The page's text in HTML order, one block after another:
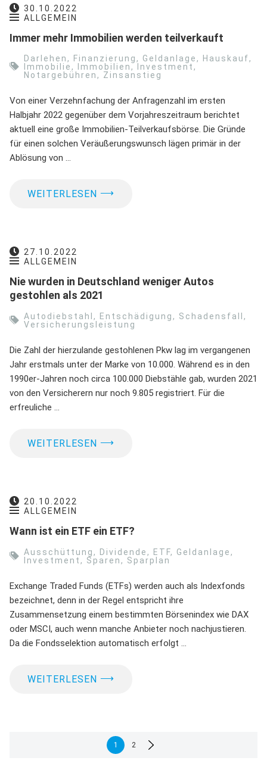
30.10.2022
ALLGEMEIN
Immer mehr Immobilien werden teilverkauft
Darlehen, Finanzierung, Geldanlage, Hauskauf,
Immobilie, Immobilien, Investment,
Notargebühren, Zinsanstieg
Von einer Verzehnfachung der Anfragenzahl im ersten
Halbjahr 2022 gegenüber dem Vorjahreszeitraum berichtet
aktuell eine große Immobilien-Teilverkaufsbörse. Die Gründe
für einen solchen Veräußerungswunsch lägen primär in der
Ablösung von …
WEITERLESEN ⟶
27.10.2022
ALLGEMEIN
Nie wurden in Deutschland weniger Autos
gestohlen als 2021
Autodiebstahl , Entschädigung, Schadensfall ,
Versicherungsleistung
Die Zahl der hierzulande gestohlenen Pkw lag im vergangenen
Jahr erstmals unter der Marke von 10.000. Während es in den
1990er-Jahren noch circa 100.000 Diebstähle gab, wurden 2021
von den Versicherern nur noch 9.805 registriert. Für die
erfreuliche …
WEITERLESEN ⟶
20.10.2022
ALLGEMEIN
Wann ist ein ETF ein ETF?
Ausschüttung, Dividende, ETF, Geldanlage,
Investment, Sparen, Sparplan
Exchange Traded Funds (ETFs) werden auch als Indexfonds
bezeichnet, denn in der Regel entspricht ihre
Zusammensetzung einem bestimmten Börsenindex wie DAX
oder MSCI, auch wenn manche Anbieter noch nachjustieren.
Da die Fondsselektion automatisch erfolgt …
WEITERLESEN ⟶
Seitennummerierung
1 2